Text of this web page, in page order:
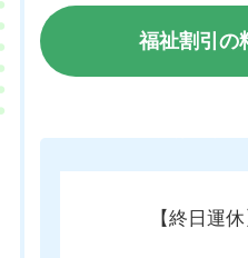
福祉割引の
【終日運